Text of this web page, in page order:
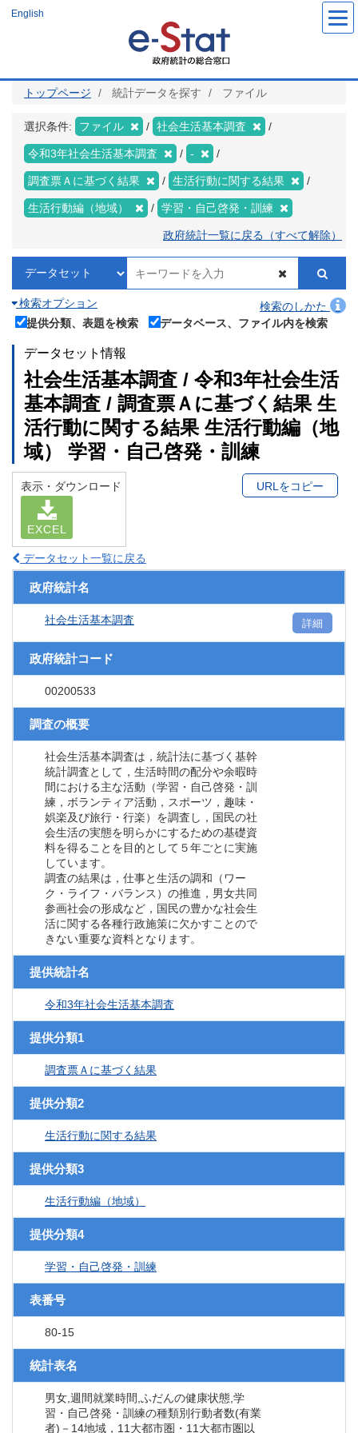
ツ
English
トップページ 統計データを探す ファイル
選択条件: ファイル 社会生活基本調査
令和3年社会生活基本調査 -
調査票Ａに基づく結果 生活行動に関する結果
生活行動編（地域） 学習・自己啓発・訓練
政府統計一覧に戻る（すべて解除）
検索オプション
検索のしかた
提供分類、表題を検索
データベース、ファイル内を検索
データセット情報
社会生活基本調査 / 令和3年社会生活
基本調査 / 調査票Ａに基づく結果 生
活行動に関する結果 生活行動編（地
域） 学習・自己啓発・訓練
表示・ダウンロード
EXCEL
URLをコピー
データセット一覧に戻る
政府統計名
社会生活基本調査 詳細
政府統計コード
00200533
調査の概要
社会生活基本調査は，統計法に基づく基幹
統計調査として，生活時間の配分や余暇時
間における主な活動（学習・自己啓発・訓
練，ボランティア活動，スポーツ，趣味・
娯楽及び旅行・行楽）を調査し，国民の社
会生活の実態を明らかにするための基礎資
料を得ることを目的として５年ごとに実施
しています。
調査の結果は，仕事と生活の調和（ワー
ク・ライフ・バランス）の推進，男女共同
参画社会の形成など，国民の豊かな社会生
活に関する各種行政施策に欠かすことので
きない重要な資料となります。
提供統計名
令和3年社会生活基本調査
提供分類1
調査票Ａに基づく結果
提供分類2
生活行動に関する結果
提供分類3
生活行動編（地域）
提供分類4
学習・自己啓発・訓練
表番号
80-15
統計表名
男女,週間就業時間,ふだんの健康状態,学
習・自己啓発・訓練の種類別行動者数(有業
者)－14地域，11大都市圏・11大都市圏以